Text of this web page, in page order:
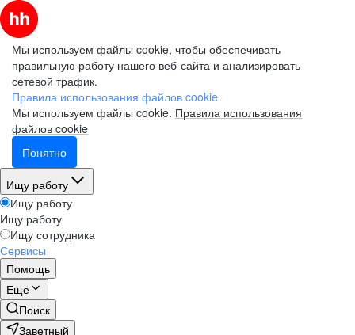
Мы используем файлы cookie, чтобы обеспечивать
правильную работу нашего веб-сайта и анализировать
сетевой трафик.
Правила использования файлов cookie
Мы используем файлы cookie. Правила использования
файлов cookie
Понятно
Ищу работу
Ищу работу
Ищу работу
Ищу сотрудника
Сервисы
Помощь
Ещё
Поиск
Заветный